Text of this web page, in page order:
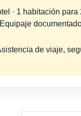
· 1 habitación
de viaje,